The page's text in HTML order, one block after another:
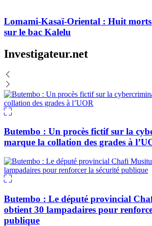
Lomami-Kasaï-Oriental : Huit
sur le bac Kalelu
Investigateur.net
Butembo : Un procès fictif sur la
marque la collation des grades à
Butembo : Le député provincial
obtient 30 lampadaires pour
publique